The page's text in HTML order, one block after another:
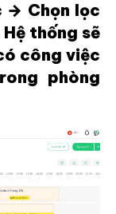
→ Chọn lọc
thống sẽ
công việc
phòng